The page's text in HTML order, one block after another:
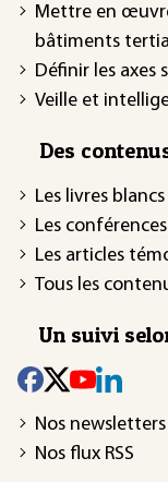
Mettre en
bâtiments
Définir les axes
Veille et
Des
Les livres blancs
Les
Les articles
Tous les
Un suivi
Nos newsletters
Nos flux RSS